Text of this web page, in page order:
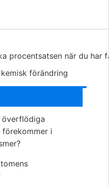
procentsatsen när du
förändring
överflödiga
förekommer i